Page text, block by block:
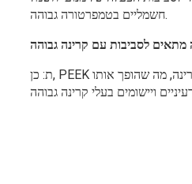
חשמליים בטמפרטורה גבוהה.
ת: כן, PEEK מפגין עמידות מצוינת לקרינה, מה שהופך אותו